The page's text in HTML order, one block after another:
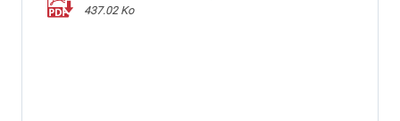
437.02 Ko